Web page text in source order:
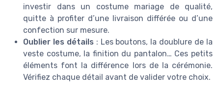
investir dans un costume mariage de qualité,
quitte à profiter d’une livraison différée ou d’une
confection sur mesure.
Oublier les détails : Les boutons, la doublure de la
veste costume, la finition du pantalon… Ces petits
éléments font la différence lors de la cérémonie.
Vérifiez chaque détail avant de valider votre choix.